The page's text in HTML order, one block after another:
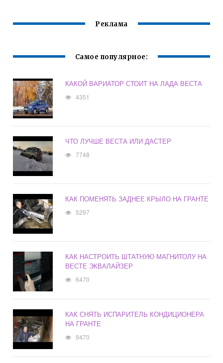
Реклама
Самое популярное:
КАКОЙ ВАРИАТОР СТОИТ НА ЛАДА ВЕСТА
4351
ЧТО ЛУЧШЕ ВЕСТА ИЛИ ДАСТЕР
7748
КАК ПОМЕНЯТЬ ЗАДНЕЕ КРЫЛО НА ГРАНТЕ
5297
КАК НАСТРОИТЬ ШТАТНУЮ МАГНИТОЛУ НА
ВЕСТЕ ЭКВАЛАЙЗЕР
6470
КАК СНЯТЬ ИСПАРИТЕЛЬ КОНДИЦИОНЕРА
НА ГРАНТЕ
9470